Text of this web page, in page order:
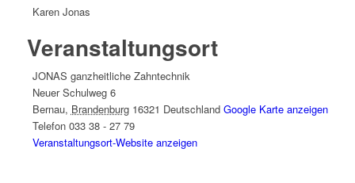
Karen Jonas
Veranstaltungsort
JONAS ganzheitliche Zahntechnik
Neuer Schulweg 6
Bernau, Brandenburg 16321 Deutschland Google Karte anzeigen
Telefon 033 38 - 27 79
Veranstaltungsort-Website anzeigen